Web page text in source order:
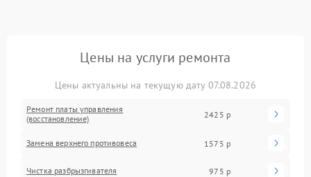
Цены на услуги ремонта
Цены актуальны на текущую дату 07.08.2026
Ремонт платы управления
(восстановление)
2425 р
Замена верхнего противовеса 1575 р
Чистка разбрызгивателя 975 р